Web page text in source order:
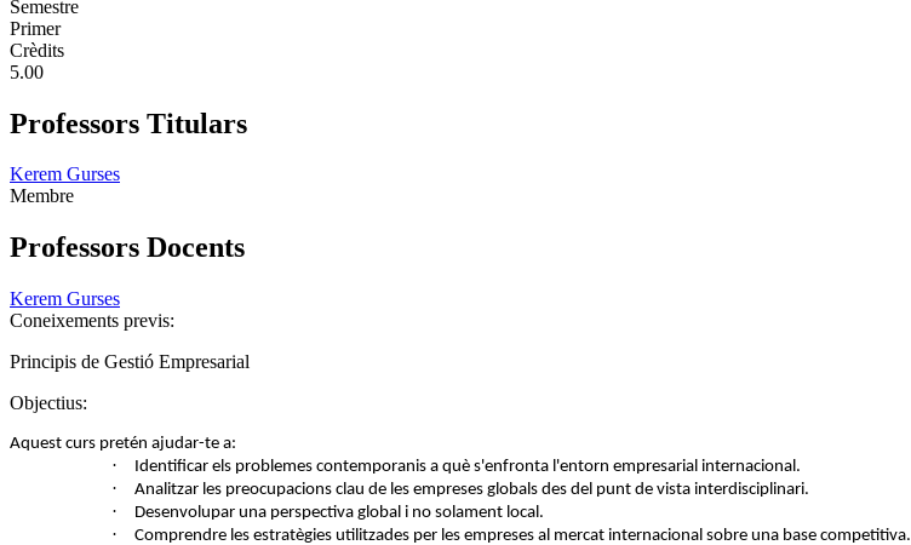
Semestre
Primer
Crèdits
5.00
Professors Titulars
Kerem Gurses
Membre
Professors Docents
Kerem Gurses
Coneixements previs:
Principis de Gestió Empresarial
Objectius:
Aquest curs pretén ajudar-te a:
· Identificar els problemes contemporanis a què s'enfronta l'entorn empresarial internacional.
· Analitzar les preocupacions clau de les empreses globals des del punt de vista interdisciplinari.
· Desenvolupar una perspectiva global i no solament local.
· Comprendre les estratègies utilitzades per les empreses al mercat internacional sobre una base competitiva.